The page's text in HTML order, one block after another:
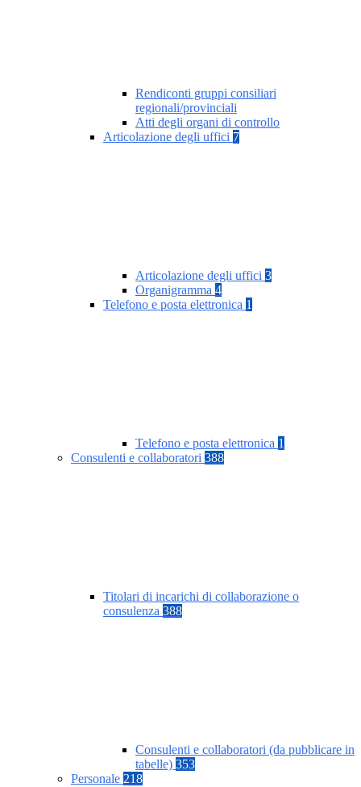
Rendiconti gruppi consiliari
regionali/provinciali
Atti degli organi di controllo
Articolazione degli uffici 7
Articolazione degli uffici 3
Organigramma 4
Telefono e posta elettronica 1
Telefono e posta elettronica 1
Consulenti e collaboratori 388
Titolari di incarichi di collaborazione o
consulenza 388
Consulenti e collaboratori (da pubblicare in
tabelle) 353
Personale 218